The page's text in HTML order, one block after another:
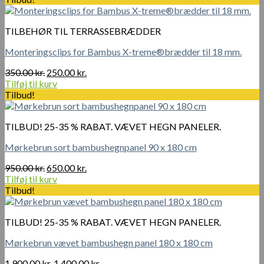
var:
er:
TILBEHØR TIL TERRASSEBRÆDDER
Monteringsclips for Bambus X-treme®brædder til 18 mm.
350.00kr. Den
oprindelige
var:
250.00kr.
er:
Tilføj til kurv
Tilbud!
TILBUD! 25-35 % RABAT. VÆVET HEGN PANELER.
Mørkebrun sort bambushegnpanel 90 x 180 cm
950.00kr.Den
oprindelige
var:
650.00kr.
er:
Tilføj til kurv
Tilbud!
TILBUD! 25-35 % RABAT. VÆVET HEGN PANELER.
Mørkebrun vævet bambushegn panel 180 x 180 cm